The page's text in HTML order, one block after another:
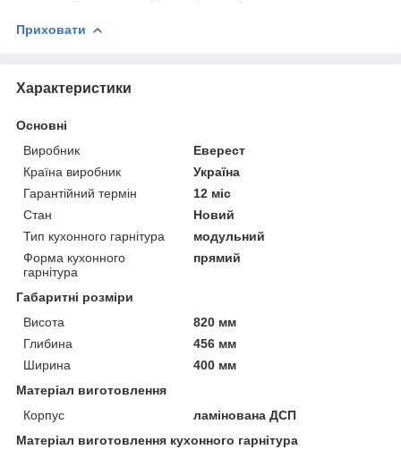
Приховати
Характеристики
Основні
Виробник
Еверест
Країна виробник
Україна
Гарантійний термін
12 міс
Стан
Новий
Тип кухонного гарнітура
модульний
Форма кухонного
гарнітура
прямий
Габаритні розміри
Висота
820 мм
Глибина
456 мм
Ширина
400 мм
Матеріал виготовлення
Корпус
ламінована ДСП
Матеріал виготовлення кухонного гарнітура